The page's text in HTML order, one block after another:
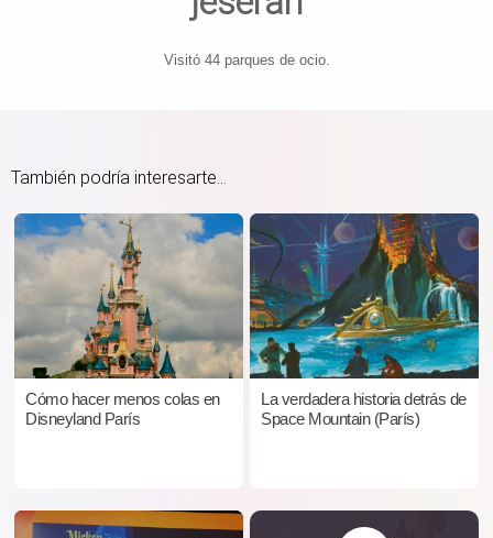
Visitó 44 parques de ocio.
También podría interesarte...
Cómo hacer menos colas en
Disneyland París
La verdadera historia detrás de
Space Mountain (París)